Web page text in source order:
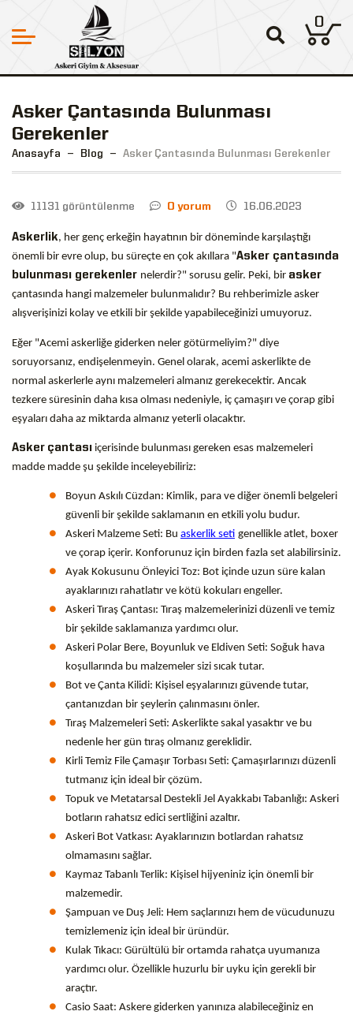
0
Asker Çantasında Bulunması
Gerekenler
Anasayfa Blog Asker Çantasında Bulunması Gerekenler
11131 görüntülenme 0 yorum 16.06.2023
Askerlik, her genç erkeğin hayatının bir döneminde karşılaştığı
önemli bir evre olup, bu süreçte en çok akıllara "Asker çantasında
bulunması gerekenler nelerdir?" sorusu gelir. Peki, bir asker
çantasında hangi malzemeler bulunmalıdır? Bu rehberimizle asker
alışverişinizi kolay ve etkili bir şekilde yapabileceğinizi umuyoruz.
Eğer "Acemi askerliğe giderken neler götürmeliyim?" diye
soruyorsanız, endişelenmeyin. Genel olarak, acemi askerlikte de
normal askerlerle aynı malzemeleri almanız gerekecektir. Ancak
tezkere süresinin daha kısa olması nedeniyle, iç çamaşırı ve çorap gibi
eşyaları daha az miktarda almanız yeterli olacaktır.
Asker çantası içerisinde bulunması gereken esas malzemeleri
madde madde şu şekilde inceleyebiliriz:
Boyun Askılı Cüzdan: Kimlik, para ve diğer önemli belgeleri
güvenli bir şekilde saklamanın en etkili yolu budur.
Askeri Malzeme Seti: Bu askerlik seti genellikle atlet, boxer
ve çorap içerir. Konforunuz için birden fazla set alabilirsiniz.
Ayak Kokusunu Önleyici Toz: Bot içinde uzun süre kalan
ayaklarınızı rahatlatır ve kötü kokuları engeller.
Askeri Tıraş Çantası: Tıraş malzemelerinizi düzenli ve temiz
bir şekilde saklamanıza yardımcı olur.
Askeri Polar Bere, Boyunluk ve Eldiven Seti: Soğuk hava
koşullarında bu malzemeler sizi sıcak tutar.
Bot ve Çanta Kilidi: Kişisel eşyalarınızı güvende tutar,
çantanızdan bir şeylerin çalınmasını önler.
Tıraş Malzemeleri Seti: Askerlikte sakal yasaktır ve bu
nedenle her gün tıraş olmanız gereklidir.
Kirli Temiz File Çamaşır Torbası Seti: Çamaşırlarınızı düzenli
tutmanız için ideal bir çözüm.
Topuk ve Metatarsal Destekli Jel Ayakkabı Tabanlığı: Askeri
botların rahatsız edici sertliğini azaltır.
Askeri Bot Vatkası: Ayaklarınızın botlardan rahatsız
olmamasını sağlar.
Kaymaz Tabanlı Terlik: Kişisel hijyeniniz için önemli bir
malzemedir.
Şampuan ve Duş Jeli: Hem saçlarınızı hem de vücudunuzu
temizlemeniz için ideal bir üründür.
Kulak Tıkacı: Gürültülü bir ortamda rahatça uyumanıza
yardımcı olur. Özellikle huzurlu bir uyku için gerekli bir
araçtır.
Casio Saat: Askere giderken yanınıza alabileceğiniz en